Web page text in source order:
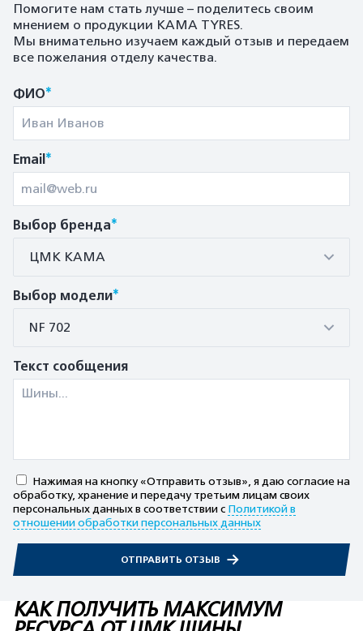
Помогите нам стать лучше – поделитесь своим
мнением о продукции KAMA TYRES.
Мы внимательно изучаем каждый отзыв и передаем
все пожелания отделу качества.
ФИО*
Email*
Выбор бренда*
ЦМК КАМА
Выбор модели*
NF 702
Текст сообщения
Нажимая на кнопку «Отправить отзыв», я даю согласие на
обработку, хранение и передачу третьим лицам своих
персональных данных в соответствии с Политикой в
отношении обработки персональных данных
ОТПРАВИТЬ ОТЗЫВ
КАК ПОЛУЧИТЬ МАКСИМУМ